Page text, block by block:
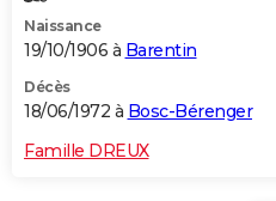
Naissance
19/10/1906 à Barentin
Décès
18/06/1972 à Bosc-Bérenger
Famille DREUX